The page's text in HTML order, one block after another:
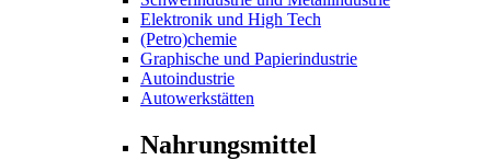
Elektronik und High Tech
(Petro)chemie
Graphische und Papierindustrie
Autoindustrie
Autowerkstätten
Nahrungsmittel